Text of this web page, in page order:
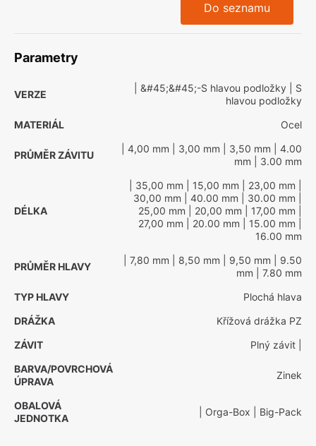
Do seznamu
Parametry
VERZE
| &#45;&#45;-S hlavou podložky | S
hlavou podložky
MATERIÁL
Ocel
PRŮMĚR ZÁVITU
| 4,00 mm | 3,00 mm | 3,50 mm | 4.00
mm | 3.00 mm
DÉLKA
| 35,00 mm | 15,00 mm | 23,00 mm
30,00 mm | 40.00 mm | 30.00 mm
25,00 mm | 20,00 mm | 17,00 mm
27,00 mm | 20.00 mm | 15.00 mm
16.00 mm
PRŮMĚR HLAVY
| 7,80 mm | 8,50 mm | 9,50 mm | 9.50
mm | 7.80 mm
TYP HLAVY
Plochá hlava
DRÁŽKA
Křížová drážka PZ
ZÁVIT
Plný závit
BARVA/POVRCHOVÁ
ÚPRAVA
Zinek
OBALOVÁ
JEDNOTKA
| Orga-Box | Big-Pack